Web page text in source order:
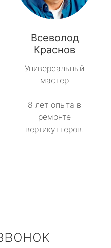
Всеволод
Краснов
Универсальный
мастер
8 лет опыта в
ремонте
вертикуттеров.